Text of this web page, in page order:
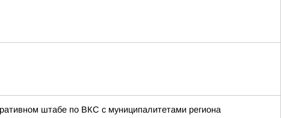
штабе по ВКС с муниципалитетами региона